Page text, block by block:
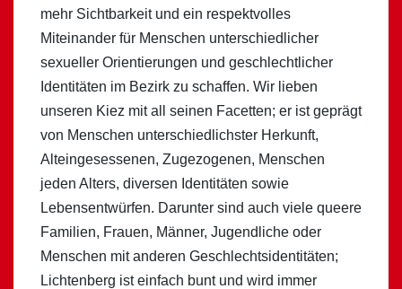
mehr Sichtbarkeit und ein respektvolles
Miteinander für Menschen unterschiedlicher
sexueller Orientierungen und geschlechtlicher
Identitäten im Bezirk zu schaffen. Wir lieben
unseren Kiez mit all seinen Facetten; er ist geprägt
von Menschen unterschiedlichster Herkunft,
Alteingesessenen, Zugezogenen, Menschen
jeden Alters, diversen Identitäten sowie
Lebensentwürfen. Darunter sind auch viele queere
Familien, Frauen, Männer, Jugendliche oder
Menschen mit anderen Geschlechtsidentitäten;
Lichtenberg ist einfach bunt und wird immer